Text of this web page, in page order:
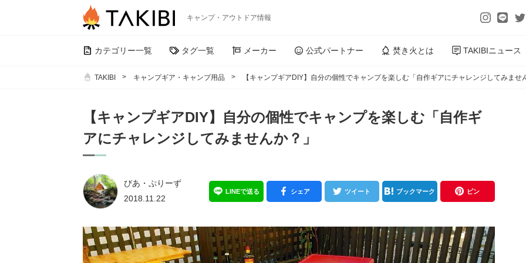
キャンプ・アウトドア情報
カテゴリー一覧 タグ一覧 メーカー 公式パートナー 焚き火とは TAKIBIニュース
TAKIBI キャンプギア・キャンプ用品 【キャンプギアDIY】自分の個性でキャンプを楽しむ「自作ギアにチャレンジしてみませ
【キャンプギアDIY】自分の個性でキャンプを楽しむ「自作ギ
アにチャレンジしてみませんか？」
びあ・ぷりーず
2018.11.22
LINEで送る シェア ツイート ブックマーク ピン